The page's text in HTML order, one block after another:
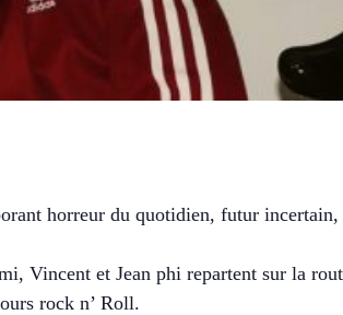
horreur du quotidien, futur
Vincent et Jean phi repartent sur la
rock n’ Roll.